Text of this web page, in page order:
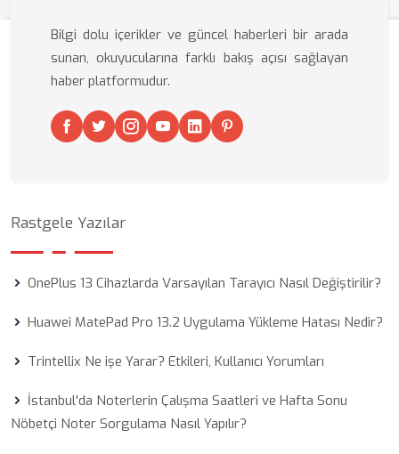
Bilgi dolu içerikler ve güncel haberleri bir arada
sunan, okuyucularına farklı bakış açısı sağlayan
haber platformudur.
Rastgele Yazılar
OnePlus 13 Cihazlarda Varsayılan Tarayıcı Nasıl Değiştirilir?
Huawei MatePad Pro 13.2 Uygulama Yükleme Hatası Nedir?
Trintellix Ne işe Yarar? Etkileri, Kullanıcı Yorumları
İstanbul'da Noterlerin Çalışma Saatleri ve Hafta Sonu
Nöbetçi Noter Sorgulama Nasıl Yapılır?